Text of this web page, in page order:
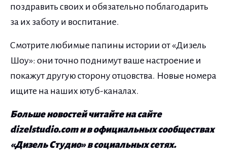
поздравить своих и обязательно поблагодарить
за их заботу и воспитание.
Смотрите любимые папины истории от «Дизель
Шоу»: они точно поднимут ваше настроение и
покажут другую сторону отцовства. Новые номера
ищите на наших ютуб-каналах.
Больше новостей читайте на сайте
dizelstudio.com и в официальных сообществах
«Дизель Студио» в социальных сетях.